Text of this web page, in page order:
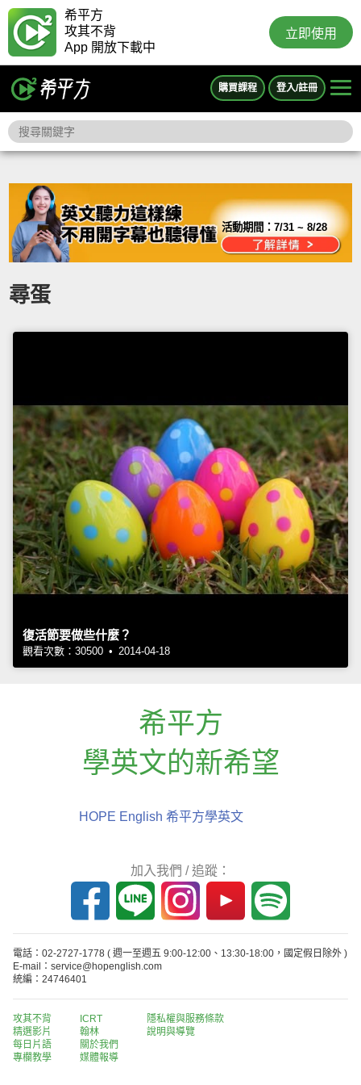
希平方
攻其不背
App 開放下載中
立即使用
購買課程 登入/註冊
活動期間：7/31 ~ 8/28
尋蛋
復活節要做些什麼？
觀看次數：30500 • 2014-04-18
希平方
學英文的新希望
HOPE English 希平方學英文
加入我們 / 追蹤：
電話：02-2727-1778 ( 週一至週五 9:00-12:00、13:30-18:00，國定假日除外 )
E-mail：service@hopenglish.com
統編：24746401
攻其不背
精選影片
每日片語
專欄教學
ICRT
翰林
關於我們
媒體報導
隱私權與服務條款
說明與導覽